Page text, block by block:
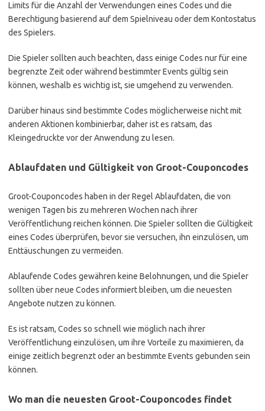
Limits für die Anzahl der Verwendungen eines Codes und die
Berechtigung basierend auf dem Spielniveau oder dem Kontostatus
des Spielers.
Die Spieler sollten auch beachten, dass einige Codes nur für eine
begrenzte Zeit oder während bestimmter Events gültig sein
können, weshalb es wichtig ist, sie umgehend zu verwenden.
Darüber hinaus sind bestimmte Codes möglicherweise nicht mit
anderen Aktionen kombinierbar, daher ist es ratsam, das
Kleingedruckte vor der Anwendung zu lesen.
Ablaufdaten und Gültigkeit von Groot-Couponcodes
Groot-Couponcodes haben in der Regel Ablaufdaten, die von
wenigen Tagen bis zu mehreren Wochen nach ihrer
Veröffentlichung reichen können. Die Spieler sollten die Gültigkeit
eines Codes überprüfen, bevor sie versuchen, ihn einzulösen, um
Enttäuschungen zu vermeiden.
Ablaufende Codes gewähren keine Belohnungen, und die Spieler
sollten über neue Codes informiert bleiben, um die neuesten
Angebote nutzen zu können.
Es ist ratsam, Codes so schnell wie möglich nach ihrer
Veröffentlichung einzulösen, um ihre Vorteile zu maximieren, da
einige zeitlich begrenzt oder an bestimmte Events gebunden sein
können.
Wo man die neuesten Groot-Couponcodes findet